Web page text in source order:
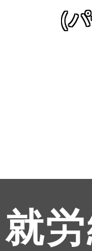
（
就